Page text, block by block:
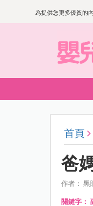
為提供您更多優質的
首頁
爸
作者： 黑
關鍵字：